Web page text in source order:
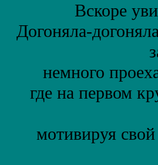
Вскоре
Догоняла-
немного
где на первом
мотивируя